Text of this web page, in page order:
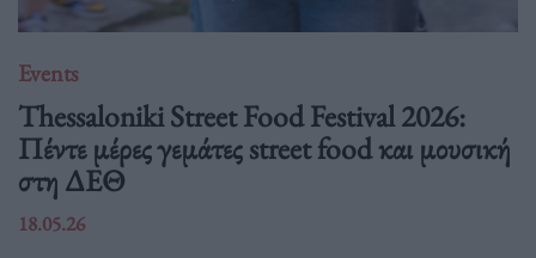
Events
Thessaloniki Street Food Festival 2026:
Πέντε μέρες γεμάτες street food και μουσική
στη ΔΕΘ
18.05.26